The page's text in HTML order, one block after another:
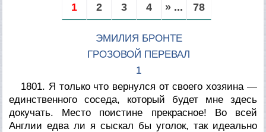
1 2 3 4 » ... 78
ЭМИЛИЯ БРОНТЕ
ГРОЗОВОЙ ПЕРЕВАЛ
1
1801. Я только что вернулся от своего хозяина —
единственного соседа, который будет мне здесь
докучать. Место поистине прекрасное! Во всей
Англии едва ли я сыскал бы уголок, так идеально